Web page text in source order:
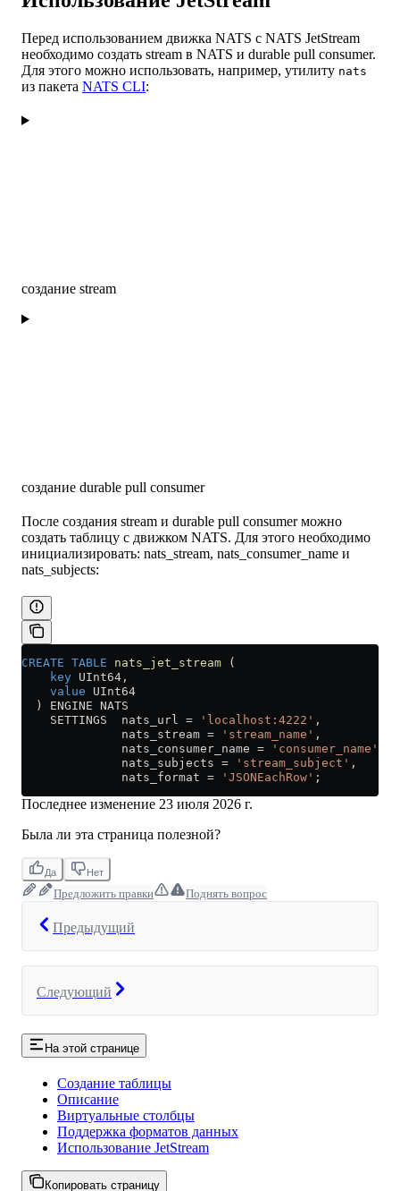
Перед использованием движка NATS с NATS JetStream
необходимо создать stream в NATS и durable pull consumer.
Для этого можно использовать, например, утилиту nats
из пакета NATS CLI:
создание stream
создание durable pull consumer
После создания stream и durable pull consumer можно
создать таблицу с движком NATS. Для этого необходимо
инициализировать: nats_stream, nats_consumer_name и
nats_subjects:
CREATE TABLE nats_jet_stream (
    key
UInt64,
    value
UInt64
  ) ENGINE NATS
    SETTINGS  nats_url
= 'localhost:4222' ,
              nats_stream
= 'stream_name' ,
              nats_consumer_name
= 'consumer_name'
              nats_subjects
= 'stream_subject' ,
              nats_format
= 'JSONEachRow' ;
Последнее изменение 23 июля 2026 г.
Была ли эта страница полезной?
Да Нет
Предложить правки Поднять вопрос
Предыдущий
Следующий
На этой странице
Создание таблицы
Описание
Виртуальные столбцы
Поддержка форматов данных
Использование JetStream
Копировать страницу